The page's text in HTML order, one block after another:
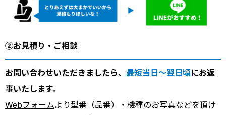
②お見積り・ご相談
お問い合わせいただきましたら、 最短当日～翌日頃にお返
事いたします。
Webフォームより型番（品番）・機種のお写真などを頂け